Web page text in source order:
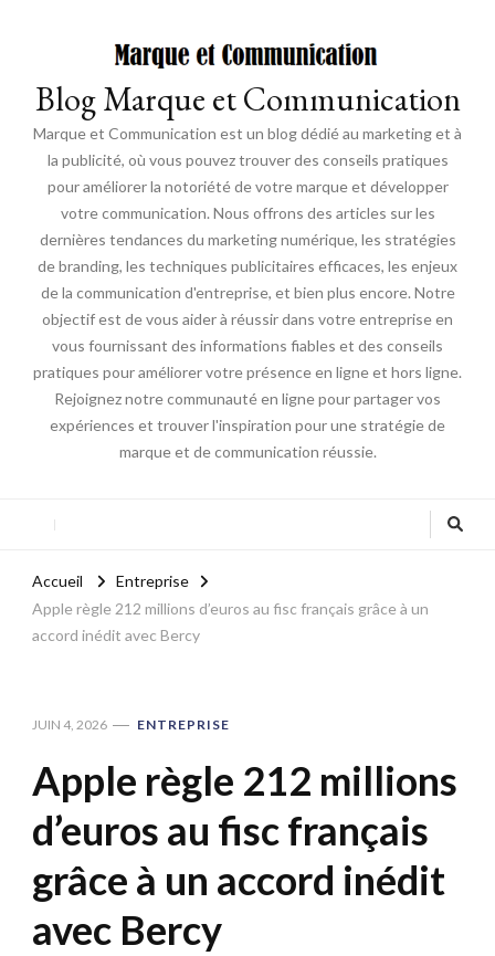
Blog Marque et Communication
Marque et Communication est un blog dédié au marketing et à
la publicité, où vous pouvez trouver des conseils pratiques
pour améliorer la notoriété de votre marque et développer
votre communication. Nous offrons des articles sur les
dernières tendances du marketing numérique, les stratégies
de branding, les techniques publicitaires efficaces, les enjeux
de la communication d'entreprise, et bien plus encore. Notre
objectif est de vous aider à réussir dans votre entreprise en
vous fournissant des informations fiables et des conseils
pratiques pour améliorer votre présence en ligne et hors ligne.
Rejoignez notre communauté en ligne pour partager vos
expériences et trouver l'inspiration pour une stratégie de
marque et de communication réussie.
Accueil
Entreprise
Apple règle 212 millions d’euros au fisc français grâce à un
accord inédit avec Bercy
JUIN 4, 2026 ENTREPRISE
Apple règle 212 millions
d’euros au fisc français
grâce à un accord inédit
avec Bercy